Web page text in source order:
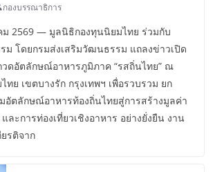
กองบรรณาธิการ
ม 2569 — มูลนิธิกองทุนนิยมไทย ร่วมกับ
ม โดยกรมส่งเสริมวัฒนธรรม แถลงข่าวเปิด
วดอัตลักษณ์อาหารภูมิภาค “รสถิ่นไทย” ณ
ย เขตบางรัก กรุงเทพฯ เพื่อรวบรวม ยก
อัตลักษณ์อาหารท้องถิ่นไทยสู่การสร้างมูลค่า
ละการท่องเที่ยวเชิงอาหาร อย่างยั่งยืน งาน
รติจาก